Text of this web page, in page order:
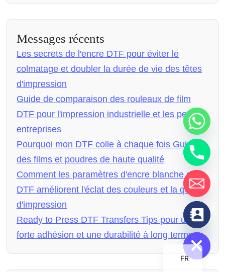
Messages récents
Les secrets de l'encre DTF pour éviter le
colmatage et doubler la durée de vie des têtes
d'impression
Guide de comparaison des rouleaux de film
DTF pour l'impression industrielle et les petites
entreprises
Pourquoi mon DTF colle à chaque fois Guide
des films et poudres de haute qualité
Comment les paramètres d'encre blanche de
DTF améliorent l'éclat des couleurs et la qualité
d'impression
Ready to Press DTF Transfers Tips pour une
forte adhésion et une durabilité à long terme
FR
Hide
chaty